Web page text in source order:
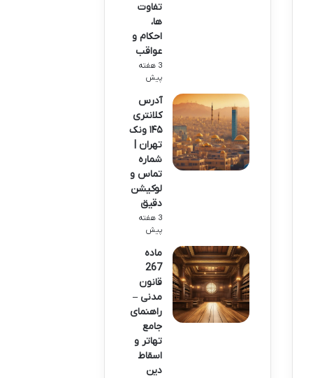
تفاوت
ها،
احکام و
عواقب
3 هفته
پیش
آدرس
کلانتری
۱۴۵ ونک
تهران |
شماره
تماس و
لوکیشن
دقیق
3 هفته
پیش
ماده
267
قانون
مدنی –
راهنمای
جامع
تهاتر و
اسقاط
دین